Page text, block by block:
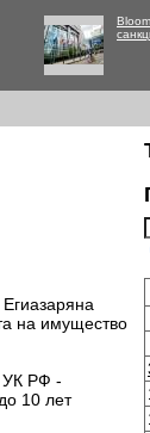
на имущество
УК РФ -
10 лет